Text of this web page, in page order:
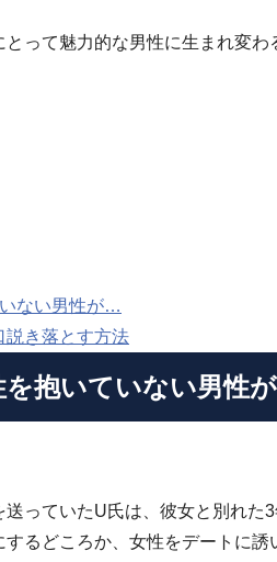
って魅力的な男性に生まれ変わ
ない男性が…
説き落とす方法
を抱いていない男性
っていたU氏は、彼女と別れた
するどころか、女性をデートに